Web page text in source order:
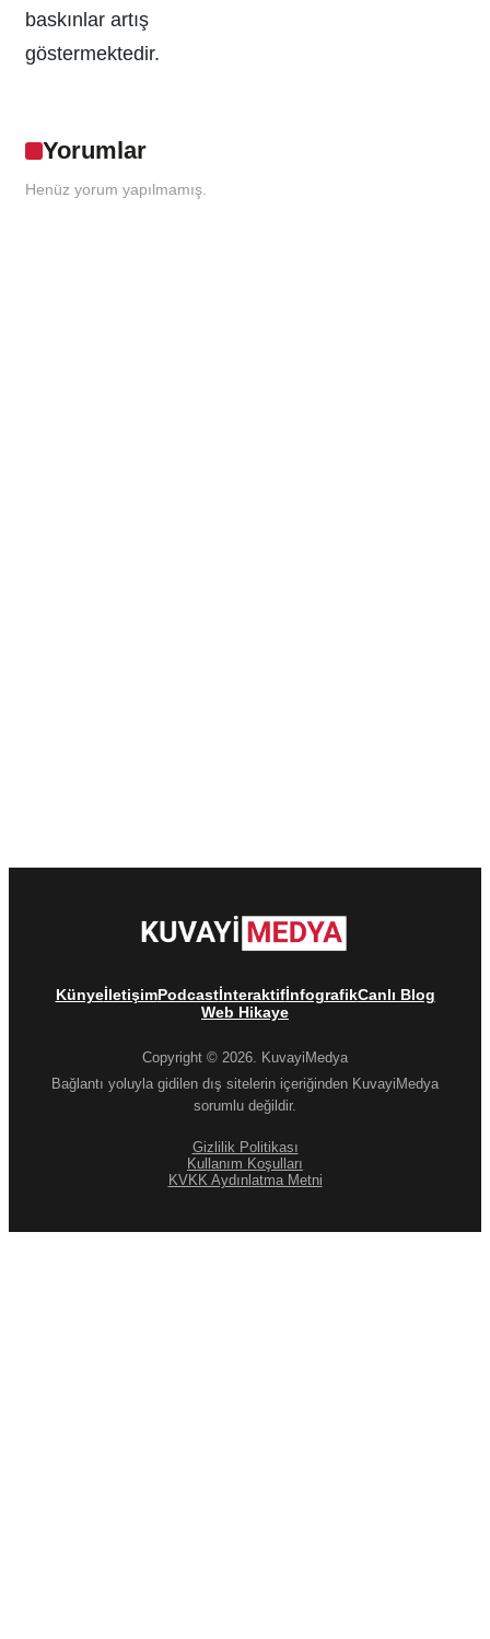
baskınlar artış
göstermektedir.
Yorumlar
Henüz yorum yapılmamış.
KünyeİletişimPodcastİnteraktifİnfografikCanlı Blog
Web Hikaye
Copyright © 2026. KuvayiMedya
Bağlantı yoluyla gidilen dış sitelerin içeriğinden KuvayiMedya
sorumlu değildir.
Gizlilik Politikası
Kullanım Koşulları
KVKK Aydınlatma Metni